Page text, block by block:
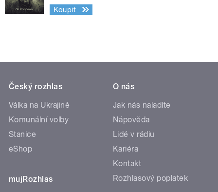
Koupit
Český rozhlas
Válka na Ukrajině
Komunální volby
Stanice
eShop
mujRozhlas
O nás
Jak nás naladíte
Nápověda
Lidé v rádiu
Kariéra
Kontakt
Rozhlasový poplatek